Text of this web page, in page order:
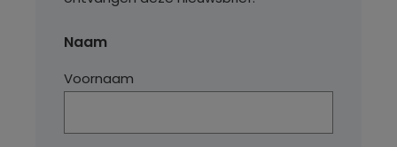
Naam
Voornaam